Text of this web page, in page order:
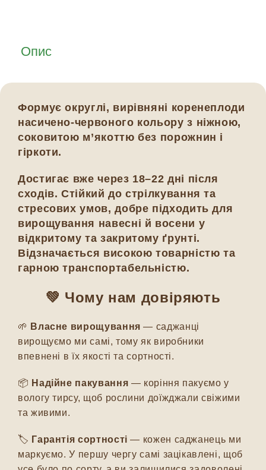
Опис
Формує округлі, вирівняні коренеплоди
насичено-червоного кольору з ніжною,
соковитою м’якоттю без порожнин і
гіркоти.
Достигає вже через 18–22 дні після
сходів. Стійкий до стрілкування та
стресових умов, добре підходить для
вирощування навесні й восени у
відкритому та закритому ґрунті.
Відзначається високою товарністю та
гарною транспортабельністю.
💚 Чому нам довіряють
🌱 Власне вирощування — саджанці
вирощуємо ми самі, тому як виробники
впевнені в їх якості та сортності.
📦 Надійне пакування — коріння пакуємо у
вологу тирсу, щоб рослини доїжджали свіжими
та живими.
🏷️ Гарантія сортності — кожен саджанець ми
маркуємо. У першу чергу самі зацікавлені, щоб